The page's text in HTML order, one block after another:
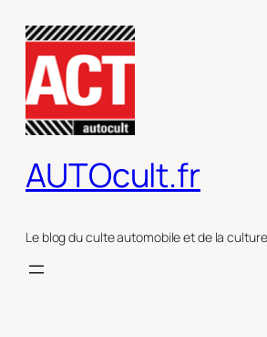
contenu
AUTOcult.fr
Le blog du culte automobile et de la